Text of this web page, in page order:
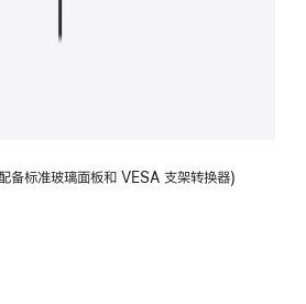
标准玻璃面板和 VESA 支架转换器)